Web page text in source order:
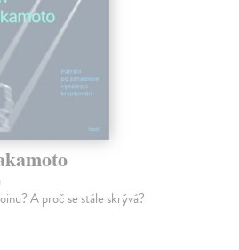
A proč se stále skrývá?